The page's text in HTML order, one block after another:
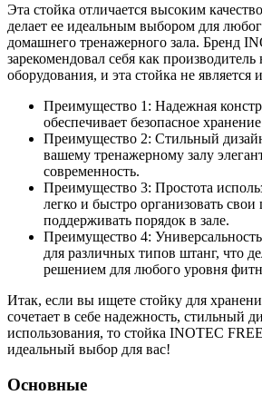
Эта стойка отличается высоким
делает ее идеальным выбором для
домашнего тренажерного зала. Бренд
зарекомендовал себя как
оборудования, и эта стойка не является
Преимущество 1: Надежная
обеспечивает безопасное
Преимущество 2: Стильный
вашему тренажерному залу
современность.
Преимущество 3: Простота
легко и быстро организовать
поддерживать порядок в зале.
Преимущество 4:
для различных типов штанг, что
решением для любого уровня
Итак, если вы ищете стойку для
сочетает в себе надежность, стильный
использования, то стойка INOTEC
идеальный выбор для вас!
Основные